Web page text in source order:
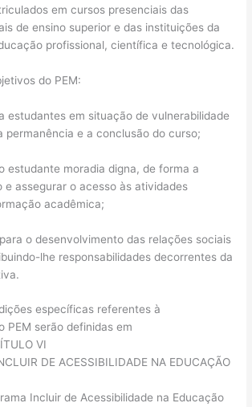
em cursos presenciais das
de ensino superior e das instituições da
profissional, científica e tecnológica.
do PEM:
em situação de vulnerabilidade
permanência e a conclusão do curso;
moradia digna, de forma a
e assegurar o acesso às atividades
acadêmica;
o desenvolvimento das relações sociais
lhe responsabilidades decorrentes da
específicas referentes à
PEM serão definidas em
VI
DE ACESSIBILIDADE NA EDUCAÇÃO
Incluir de Acessibilidade na Educação